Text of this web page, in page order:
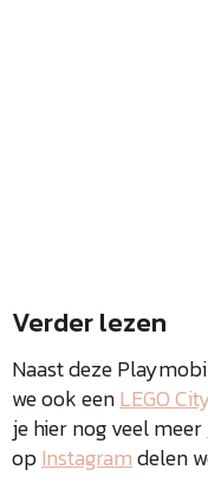
Verder lezen
Naast deze
we ook eenLEGO
je hier nog veel meer
opInstagramdelen